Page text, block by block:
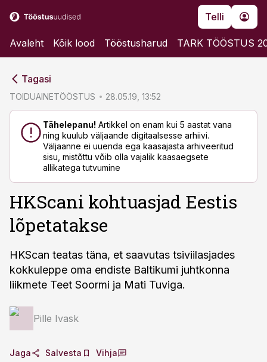
Telli
Avaleht Kõik lood Tööstusharud TARK TÖÖSTUS
Tagasi
TOIDUAINETÖÖSTUS 28.05.19, 13:52
Tähelepanu! Artikkel on enam kui 5 aastat vana
ning kuulub väljaande digitaalsesse arhiivi.
Väljaanne ei uuenda ega kaasajasta arhiveeritud
sisu, mistõttu võib olla vajalik kaasaegsete
allikatega tutvumine
HKScani kohtuasjad Eestis
lõpetatakse
HKScan teatas täna, et saavutas tsiviilasjades
kokkuleppe oma endiste Baltikumi juhtkonna
liikmete Teet Soormi ja Mati Tuviga.
Pille Ivask
Jaga Salvesta Vihja